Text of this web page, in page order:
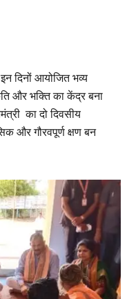
दिनों आयोजित भव्य
और भक्ति का केंद्र बना
का दो दिवसीय
और गौरवपूर्ण क्षण बन